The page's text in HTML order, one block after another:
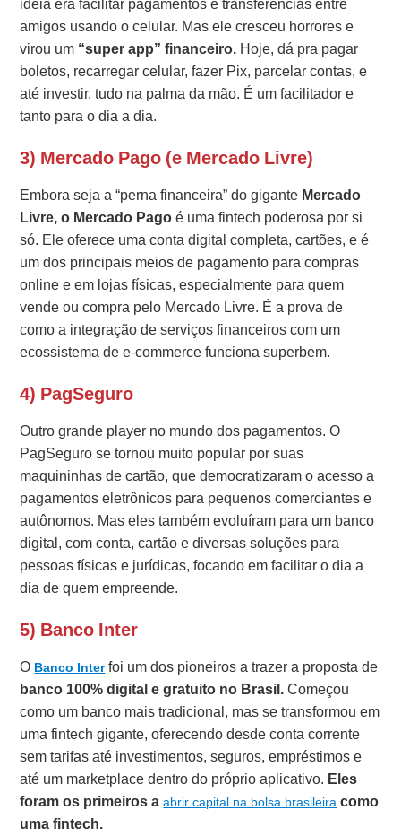
ideia era facilitar pagamentos e transferências entre
amigos usando o celular. Mas ele cresceu horrores e
virou um “super app” financeiro. Hoje, dá pra pagar
boletos, recarregar celular, fazer Pix, parcelar contas, e
até investir, tudo na palma da mão. É um facilitador e
tanto para o dia a dia.
3) Mercado Pago (e Mercado Livre)
Embora seja a “perna financeira” do gigante Mercado
Livre, o Mercado Pagoé uma fintech poderosa por si
só. Ele oferece uma conta digital completa, cartões, e é
um dos principais meios de pagamento para compras
online e em lojas físicas, especialmente para quem
vende ou compra pelo Mercado Livre. É a prova de
como a integração de serviços financeiros com um
ecossistema de e-commerce funciona superbem.
4) PagSeguro
Outro grande player no mundo dos pagamentos. O
PagSeguro se tornou muito popular por suas
maquininhas de cartão, que democratizaram o acesso a
pagamentos eletrônicos para pequenos comerciantes e
autônomos. Mas eles também evoluíram para um banco
digital, com conta, cartão e diversas soluções para
pessoas físicas e jurídicas, focando em facilitar o dia a
dia de quem empreende.
5) Banco Inter
O Banco Interfoi um dos pioneiros a trazer a proposta de
banco 100% digital e gratuito no Brasil.Começou
como um banco mais tradicional, mas se transformou em
uma fintech gigante, oferecendo desde conta corrente
sem tarifas até investimentos, seguros, empréstimos e
até um marketplace dentro do próprio aplicativo. Eles
foram os primeiros aabrir capital na bolsa brasileira como
uma fintech.